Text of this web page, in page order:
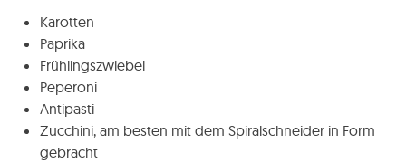
Karotten
Paprika
Frühlingszwiebel
Peperoni
Antipasti
Zucchini, am besten mit dem Spiralschneider in Form
gebracht